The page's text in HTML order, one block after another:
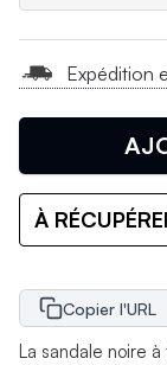
Expédition
À
Copier l'URL
La sandale noire